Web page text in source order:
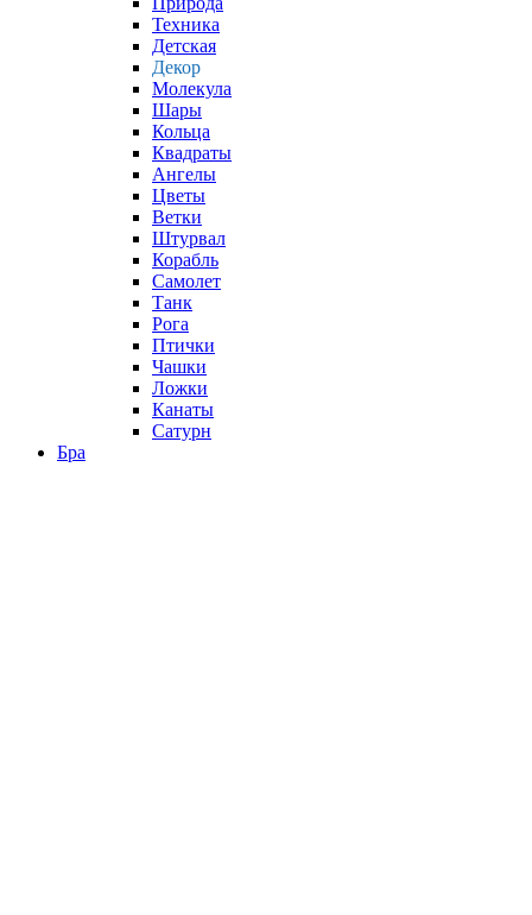
Техника
Детская
Декор
Молекула
Шары
Кольца
Квадраты
Ангелы
Цветы
Ветки
Штурвал
Корабль
Самолет
Танк
Рога
Птички
Чашки
Ложки
Канаты
Сатурн
Бра